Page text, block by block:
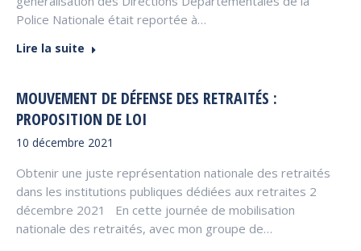
Police Nationale était reportée à…
Lire la suite
MOUVEMENT DE DÉFENSE DES RETRAITÉS :
PROPOSITION DE LOI
10 décembre 2021
Obtenir une juste représentation nationale des retraités
dans les institutions publiques dédiées aux retraites 2
décembre 2021 En cette journée de mobilisation
nationale des retraités, avec mon groupe de…